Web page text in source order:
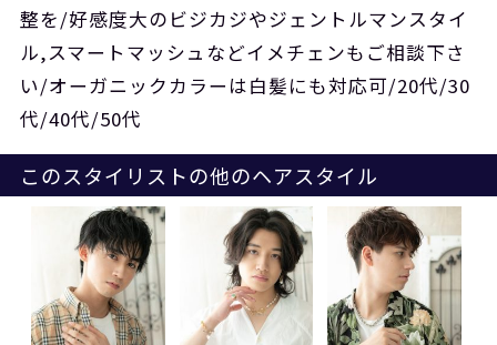
整を/好感度大のビジカジやジェントルマンスタイ
ル,スマートマッシュなどイメチェンもご相談下さ
い/オーガニックカラーは白髪にも対応可/20代/30
代/40代/50代
このスタイリストの他のヘアスタイル